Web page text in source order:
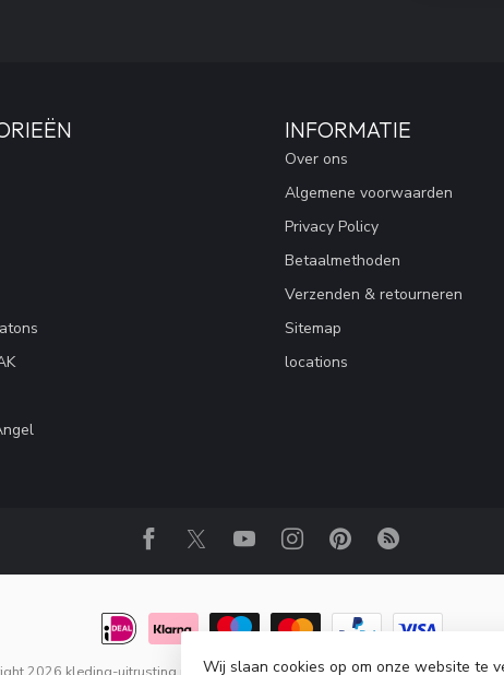
INFORMATIE
Over ons
Algemene voorwaarden
Privacy Policy
Betaalmethoden
Verzenden & retourneren
Sitemap
locations
2026 kleding-uitrusting.nl - Powered byLightspeed-Lightspeed design
Wij slaan cookies op om onze website te